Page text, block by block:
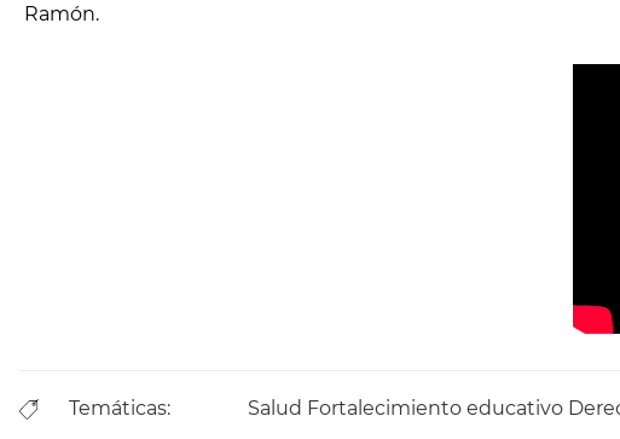
Ramón.
Temáticas: Salud Fortalecimiento educativo